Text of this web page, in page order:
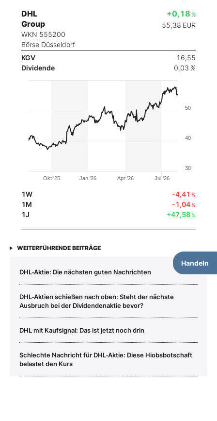
DHL
Group
WKN 555200
Börse Düsseldorf
+0,18 %
55,38 EUR
KGV
16,55
Dividende
0,03 %
Handeln
Okt '25 Jan '26 Apr '26 Jul '26
30
40
50
1W -4,41 %
1M -1,04%
1J +47,58%
WEITERFÜHRENDE BEITRÄGE
DHL‑Aktie: Die nächsten guten Nachrichten
DHL‑Aktien schießen nach oben: Steht der nächste
Ausbruch bei der Dividendenaktie bevor?
DHL mit Kaufsignal: Das ist jetzt noch drin
Schlechte Nachricht für DHL‑Aktie: Diese Hiobsbotschaft
belastet den Kurs